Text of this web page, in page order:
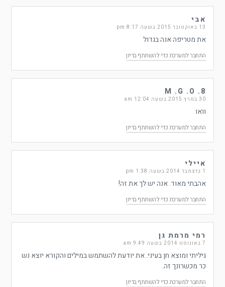
אבי
13 באוקטובר 2015 בשעה 8:17 pm
את מטריפה אנה בגדול
התחבר למערכת כדי להשתתף בדיון
M .G .O .8
30 במרץ 2015 בשעה 12:04 am
וואו
התחבר למערכת כדי להשתתף בדיון
איילי
1 בדצמבר 2014 בשעה 1:38 pm
אהבתי מאוד. אנה יש לך את זה!
התחבר למערכת כדי להשתתף בדיון
רמי מרמת גן
7 באוגוסט 2014 בשעה 9:49 am
גיליתי ומוצא חן בעיני. את יודעת להשתמש במילים והקורא יוצא נש
כר מכשרונך זה.
התחבר למערכת כדי להשתתף בדיון